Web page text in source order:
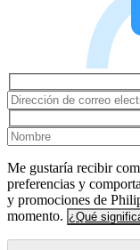
Me gustaría recibir
preferencias y
y promociones de
momento. ¿Qué